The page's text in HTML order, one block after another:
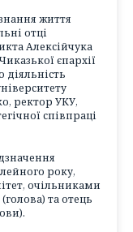
життя
отці
Алексійчука
єпархії
діяльність
ректор УКУ,
співпраці
року,
очільниками
та отець